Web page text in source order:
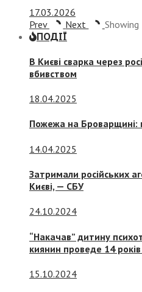
17.03.2026
Prev
Next Showing
ПОДІЇ
В Києві сварка через
вбивством
18.04.2025
Пожежа на Броварщині:
14.04.2025
Затримали російських
Києві, — СБУ
24.10.2024
“Накачав” дитину
киянин проведе 14
15.10.2024